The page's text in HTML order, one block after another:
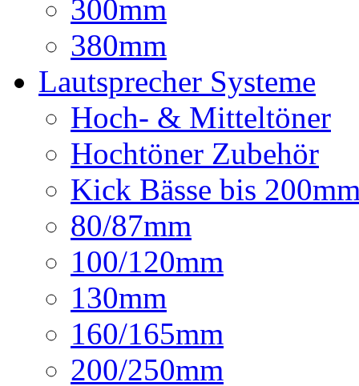
300mm
380mm
Lautsprecher Systeme
Hoch- & Mitteltöner
Hochtöner Zubehör
Kick Bässe bis
80/87mm
100/120mm
130mm
160/165mm
200/250mm